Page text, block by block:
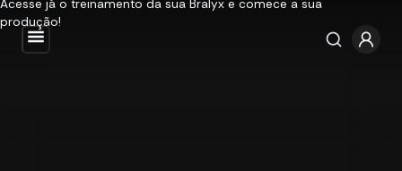
Acesse já o treinamento da sua Bralyx e comece a sua
produção!